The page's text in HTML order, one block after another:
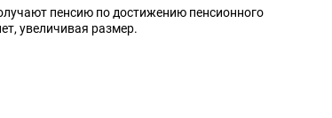
пенсию по достижению пенсионного
увеличивая размер.